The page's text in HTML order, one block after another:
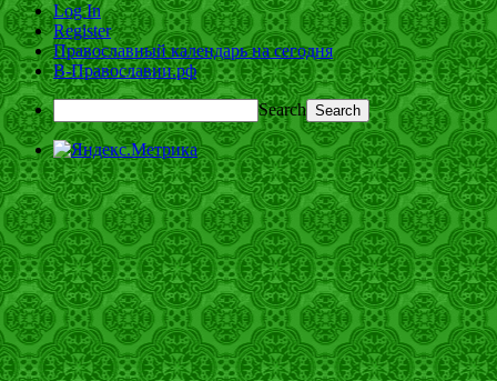
Log In
Register
Православный календарь на сегодня
В-Православии.рф
Search